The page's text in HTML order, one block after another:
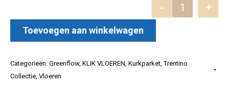
- +
Toevoegen aan winkelwagen
Categorieën: Greenflow, KLIK VLOEREN, Kurkparket,Trentino
Collectie, Vloeren